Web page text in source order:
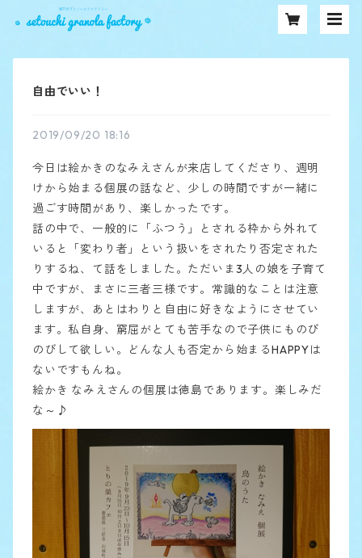
自由でいい！
2019/09/20 18:16
今日は絵かきのなみえさんが来店してくださり、週明
けから始まる個展の話など、少しの時間ですが一緒に
過ごす時間があり、楽しかったです。
話の中で、一般的に「ふつう」とされる枠から外れて
いると「変わり者」という扱いをされたり否定された
りするね、て話をしました。ただいま3人の娘を子育て
中ですが、まさに三者三様です。常識的なことは注意
しますが、あとはわりと自由に好きなようにさせてい
ます。私自身、窮屈がとても苦手なので子供にものび
のびして欲しい。どんな人も否定から始まるHAPPYは
ないですもんね。
絵かき なみえさんの個展は徳島であります。楽しみだ
な～♪